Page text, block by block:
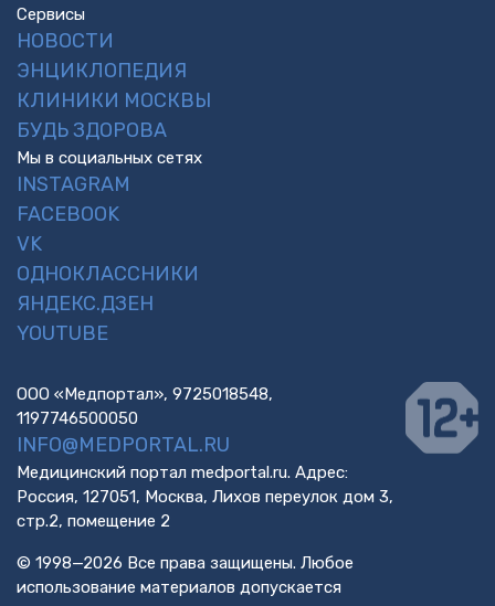
Сервисы
НОВОСТИ
ЭНЦИКЛОПЕДИЯ
КЛИНИКИ МОСКВЫ
БУДЬ ЗДОРОВА
Мы в социальных сетях
INSTAGRAM
FACEBOOK
VK
ОДНОКЛАССНИКИ
ЯНДЕКС.ДЗЕН
YOUTUBE
ООО «Медпортал», 9725018548,
1197746500050
INFO@MEDPORTAL.RU
Медицинский портал medportal.ru. Адрес:
Россия, 127051, Москва, Лихов переулок дом 3,
стр.2, помещение 2
© 1998—2026 Все права защищены. Любое
использование материалов допускается